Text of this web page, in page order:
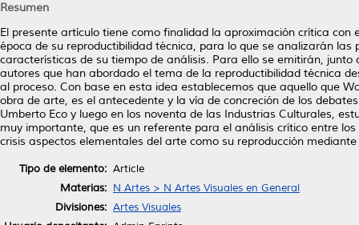
Resumen
El presente artículo tiene como finalidad la aproximación crítica
época de su reproductibilidad técnica, para lo que se analizarán
características de su tiempo de análisis. Para ello se emitirán,
autores que han abordado el tema de la reproductibilidad técnica
al proceso. Con base en esta idea establecemos que aquello que
obra de arte, es el antecedente y la vía de concreción de los
Umberto Eco y luego en los noventa de las Industrias Culturales,
muy importante, que es un referente para el análisis crítico entre
crisis aspectos elementales del arte como su reproducción
Tipo de elemento: Article
Materias: N Artes > N Artes Visuales en General
Divisiones: Artes Visuales